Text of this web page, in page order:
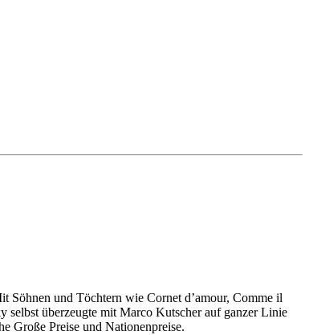
Söhnen und Töchtern wie Cornet d’amour, Comme il
selbst überzeugte mit Marco Kutscher auf ganzer Linie
Große Preise und Nationenpreise.